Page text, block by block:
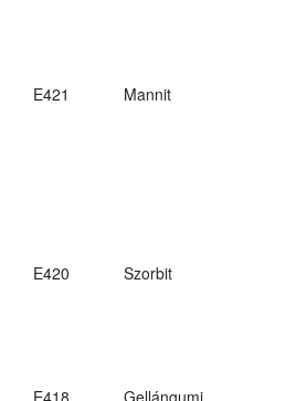
E421 Mannit
E420 Szorbit
E418 Gellángumi